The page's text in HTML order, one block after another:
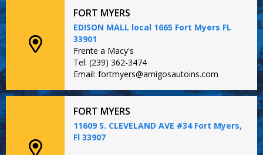
FORT MYERS
EDISON MALL local 1665 Fort Myers FL
33901
Frente a Macy's
Tel: (239) 362-3474
Email: fortmyers@amigosautoins.com
FORT MYERS
11609 S. CLEVELAND AVE #34 Fort Myers,
Fl 33907